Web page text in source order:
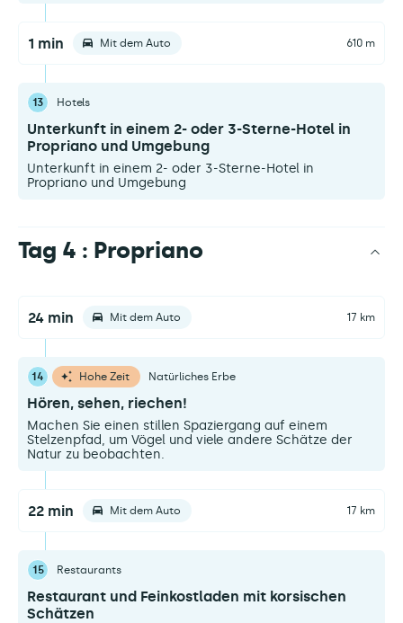
1 min Mit dem Auto 610 m
13 Hotels
Unterkunft in einem 2- oder 3-Sterne-Hotel in
Propriano und Umgebung
Unterkunft in einem 2- oder 3-Sterne-Hotel in
Propriano und Umgebung
Tag 4 : Propriano
24 min Mit dem Auto 17 km
14 Hohe Zeit Natürliches Erbe
Hören, sehen, riechen!
Machen Sie einen stillen Spaziergang auf einem
Stelzenpfad, um Vögel und viele andere Schätze der
Natur zu beobachten.
22 min Mit dem Auto 17 km
15 Restaurants
Restaurant und Feinkostladen mit korsischen
Schätzen